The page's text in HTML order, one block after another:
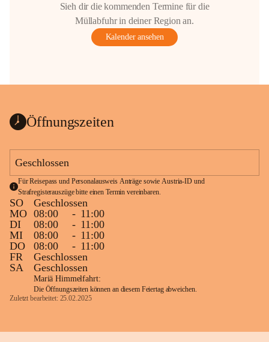
Sieh dir die kommenden Termine für die
Müllabfuhr in deiner Region an.
Kalender ansehen
Öffnungszeiten
Geschlossen
Für Reisepass und Personalausweis Anträge sowie Austria-ID und
Strafregisterauszüge bitte einen Termin vereinbaren.
SO
Geschlossen
MO 08:00 - 11:00
DI
08:00 - 11:00
MI
08:00 - 11:00
DO
08:00 - 11:00
FR
Geschlossen
SA
Geschlossen
Mariä Himmelfahrt:
Die Öffnungszeiten können an diesem Feiertag abweichen.
Zuletzt bearbeitet: 25.02.2025